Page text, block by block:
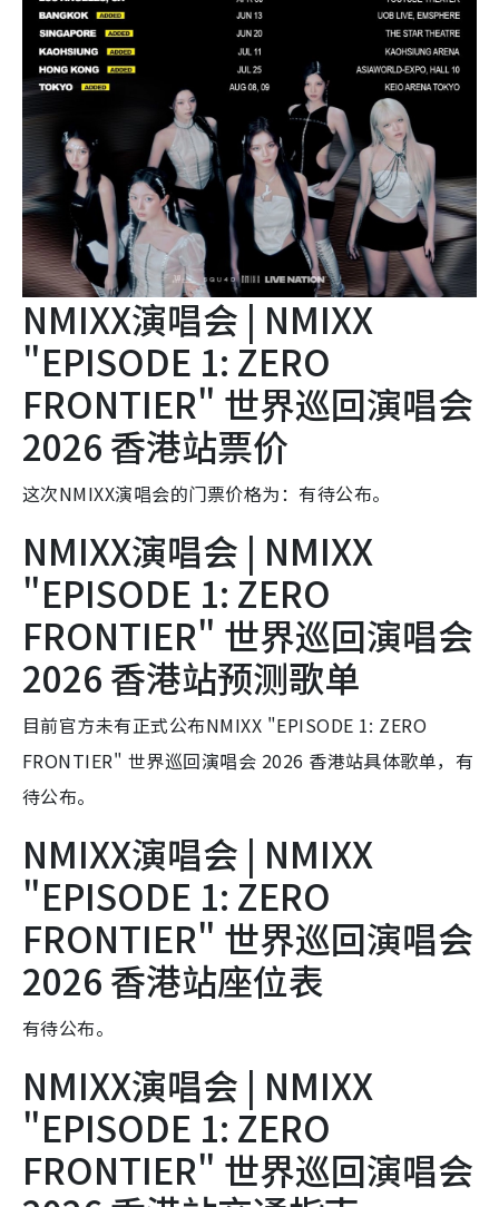
NMIXX演唱会 | NMIXX
"EPISODE 1: ZERO
FRONTIER" 世界巡回演唱会
2026 香港站票价
这次NMIXX演唱会的门票价格为：有待公布。
NMIXX演唱会 | NMIXX
"EPISODE 1: ZERO
FRONTIER" 世界巡回演唱会
2026 香港站预测歌单
目前官方未有正式公布NMIXX "EPISODE 1: ZERO
FRONTIER" 世界巡回演唱会 2026 香港站具体歌单，有
待公布。
NMIXX演唱会 | NMIXX
"EPISODE 1: ZERO
FRONTIER" 世界巡回演唱会
2026 香港站座位表
有待公布。
NMIXX演唱会 | NMIXX
"EPISODE 1: ZERO
FRONTIER" 世界巡回演唱会